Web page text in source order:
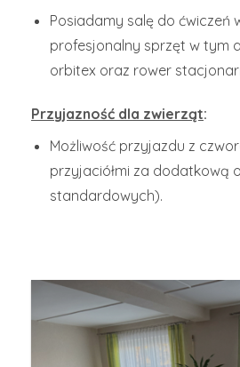
Posiadamy salę do ćwiczeń
profesjonalny sprzęt w tym
orbitex oraz rower
Przyjazność dla zwierząt:
Możliwość przyjazdu z
przyjaciółmi za dodatkową
standardowych).